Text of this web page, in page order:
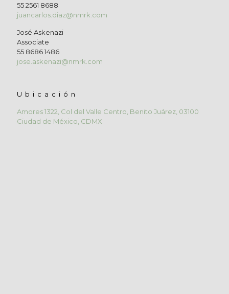
55 2561 8688
juancarlos.diaz@nmrk.com
José Askenazi
Associate
55 8686 1486
jose.askenazi@nmrk.com
Ubicación
Amores 1322, Col del Valle Centro, Benito Juárez, 03100
Ciudad de México, CDMX